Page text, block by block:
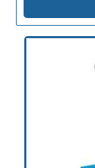
papelão
Eletroele...